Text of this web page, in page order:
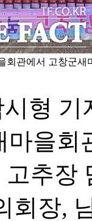
회관에서 고창군새
형
마을
추장
회장,